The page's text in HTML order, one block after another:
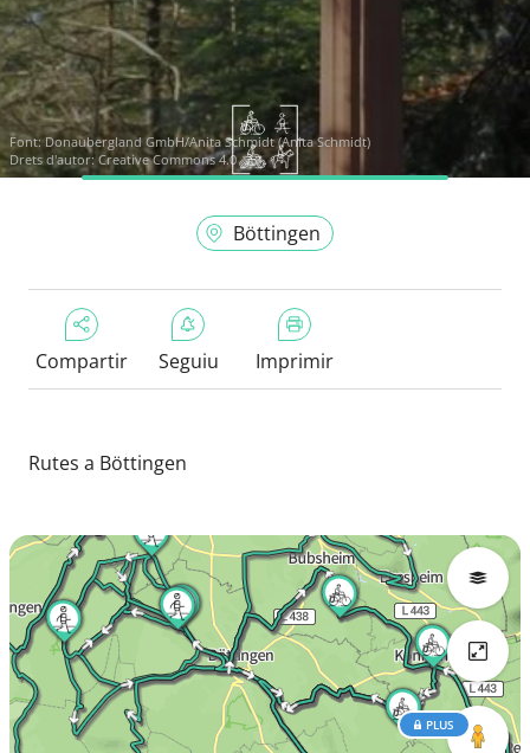
Font:Donaubergland GmbH/Anita Schmidt (Anita Schmidt)
Drets d'autor: Creative Commons 4.0
Böttingen
Compartir Seguiu Imprimir
Rutes a Böttingen
PLUS